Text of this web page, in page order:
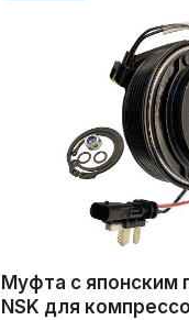
Муфта с японским
NSK для